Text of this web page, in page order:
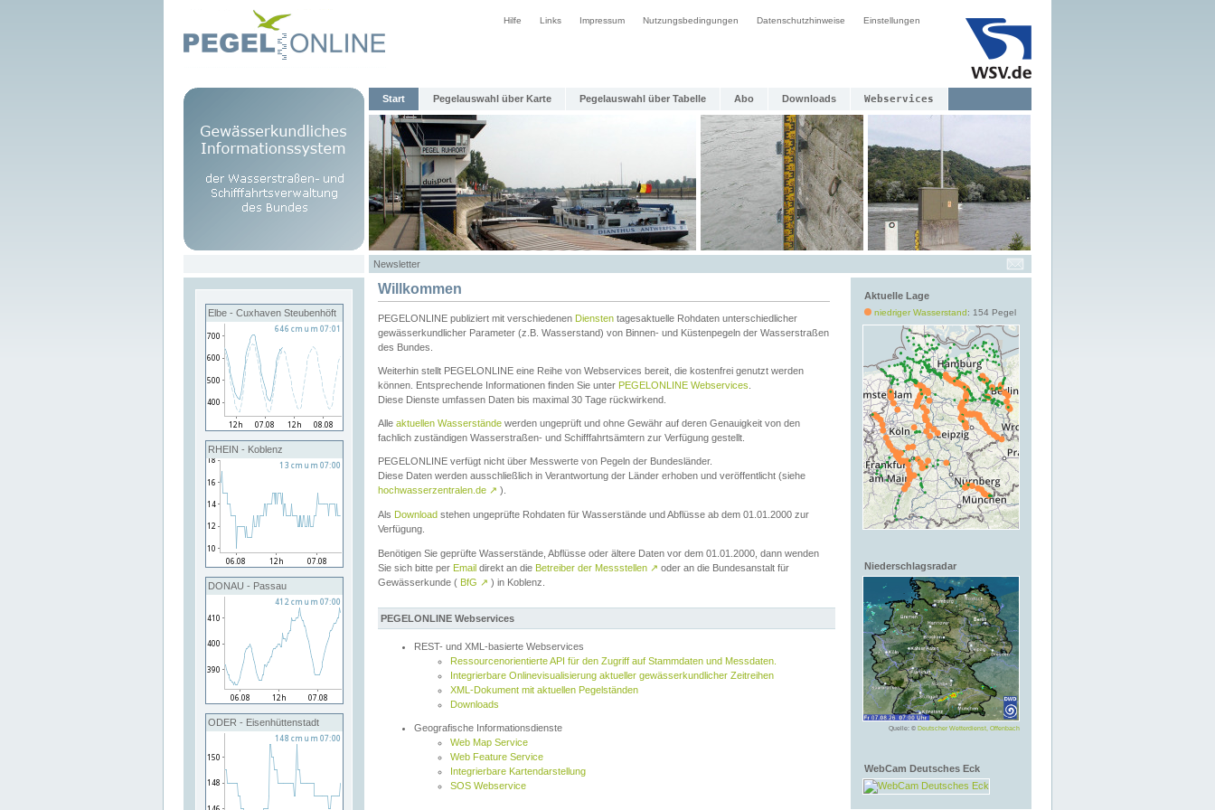
Hilfe Links Impressum Nutzungsbedingungen Datenschutzhinweise Einstellungen
Start Pegelauswahl über Karte Pegelauswahl über Tabelle Abo Downloads Webservices
Newsletter
Elbe - Cuxhaven Steubenhöft
RHEIN - Koblenz
DONAU - Passau
ODER - Eisenhüttenstadt
Aktuelle Lage
niedriger Wasserstand: 154 Pegel
Niederschlagsradar
Quelle: © Deutscher Wetterdienst, Offenbach
WebCam Deutsches Eck
Willkommen
PEGELONLINE publiziert mit verschiedenen Diensten tagesaktuelle Rohdaten unterschiedlicher
gewässerkundlicher Parameter (z.B. Wasserstand) von Binnen- und Küstenpegeln der Wasserstraßen
des Bundes.
Weiterhin stellt PEGELONLINE eine Reihe von Webservices bereit, die kostenfrei genutzt werden
können. Entsprechende Informationen finden Sie unter PEGELONLINE Webservices
Diese Dienste umfassen Daten bis maximal 30 Tage rückwirkend.
Alle aktuellen Wasserstände werden ungeprüft und ohne Gewähr auf deren Genauigkeit von den
fachlich zuständigen Wasserstraßen- und Schifffahrtsämtern zur Verfügung gestellt.
PEGELONLINE verfügt nicht über Messwerte von Pegeln der Bundesländer.
Diese Daten werden ausschließlich in Verantwortung der Länder erhoben und veröffentlicht (siehe
hochwasserzentralen.de ↗ ).
Als Download stehen ungeprüfte Rohdaten für Wasserstände und Abflüsse ab dem 01.01.2000 zur
Verfügung.
Benötigen Sie geprüfte Wasserstände, Abflüsse oder ältere Daten vor dem 01.01.2000, dann wenden
Sie sich bitte per Email direkt an die Betreiber der Messstellen ↗ oder an die Bundesanstalt für
Gewässerkunde ( BfG ↗ ) in Koblenz.
PEGELONLINE Webservices
REST- und XML-basierte Webservices
Ressourcenorientierte API für den Zugriff auf Stammdaten und Messdaten.
Integrierbare Onlinevisualisierung aktueller gewässerkundlicher Zeitreihen
XML-Dokument mit aktuellen Pegelständen
Downloads
Geografische Informationsdienste
Web Map Service
Web Feature Service
Integrierbare Kartendarstellung
SOS Webservice